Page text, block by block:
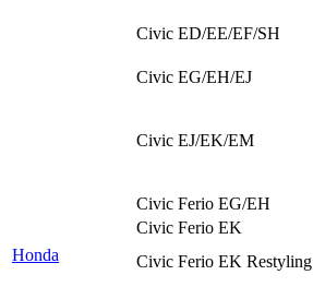
Honda
Civic ED/EE/EF/SH
Civic EG/EH/EJ
Civic EJ/EK/EM
Civic Ferio EG/EH
Civic Ferio EK
Civic Ferio EK Restyling